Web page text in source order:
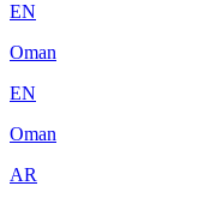
EN
Oman
EN
Oman
AR